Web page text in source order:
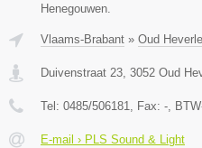
Henegouwen.
Vlaams-Brabant » Oud
Duivenstraat 23, 3052 Oud
Tel: 0485/506181, Fax: -,
E-mail › PLS Sound & Light